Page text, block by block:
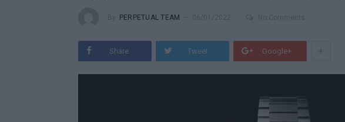
PERPETUAL TEAM
Share Tweet Google+